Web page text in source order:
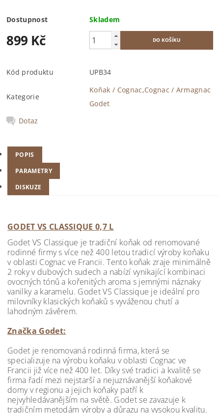
Dostupnost Skladem
899 Kč
Kód produktu UPB34
Kategorie
Koňak / Cognac,Cognac / Armagnac
Godet
Dotaz
POPIS
PARAMETRY
DISKUZE
GODET VS CLASSIQUE 0,7 L
Godet VS Classique je tradiční koňak od renomované
rodinné firmy s více než 400 letou tradicí výroby koňaku
v oblasti Cognac ve Francii. Tento koňak zraje minimálně
2 roky v dubových sudech a nabízí vynikající kombinaci
ovocných tónů a kořenitých aroma s jemnými náznaky
vanilky a karamelu. Godet VS Classique je ideální pro
milovníky klasických koňaků s vyváženou chutí a
lahodným závěrem.
Značka Godet:
Godet je renomovaná rodinná firma, která se
specializuje na výrobu koňaku v oblasti Cognac ve
Francii již více než 400 let. Díky své tradici a kvalitě se
firma řadí mezi nejstarší a nejuznávanější koňakové
domy v regionu a jejich koňaky patří k
nejvyhledávanějším na světě. Godet se zavazuje k
tradičním metodám výroby a důrazu na vysokou kvalitu.